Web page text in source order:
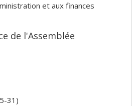
et aux finances
de l'Assemblée
31)